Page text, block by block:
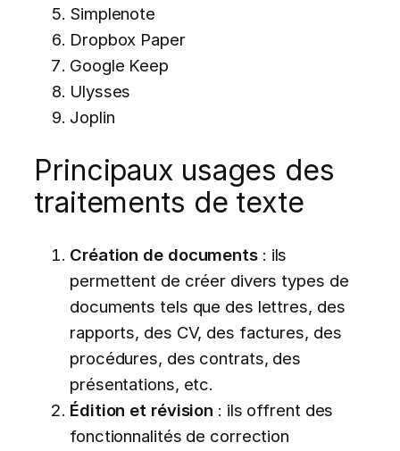
Simplenote
Dropbox Paper
Google Keep
Ulysses
Joplin
Principaux usages des
traitements de texte
Création de documents : ils
permettent de créer divers types de
documents tels que des lettres, des
rapports, des CV, des factures, des
procédures, des contrats, des
présentations, etc.
Édition et révision : ils offrent des
fonctionnalités de correction